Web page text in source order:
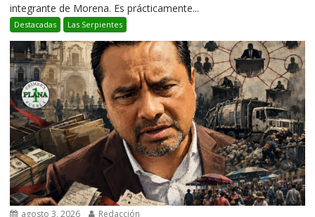
integrante de Morena. Es prácticamente...
Destacadas Las Serpientes
agosto 3, 2026 Redacción